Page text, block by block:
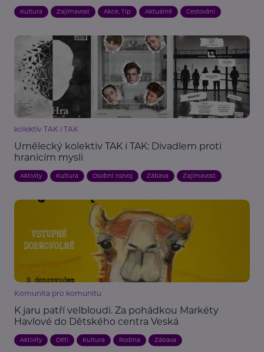
Kultura Zajímavost Akce, Tip Aktuálně Cestování
kolektiv TAK i TAK
Umělecký kolektiv TAK i TAK: Divadlem proti
hranicím mysli
Aktivity Kultura Osobní rozvoj Zábava Zajímavost
Komunita pro komunitu
K jaru patří velbloudi. Za pohádkou Markéty
Havlové do Dětského centra Veská
Aktivity Děti Kultura Rodina Zábava